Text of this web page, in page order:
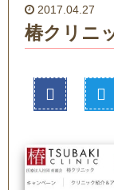
2017.04.27
椿クリニ